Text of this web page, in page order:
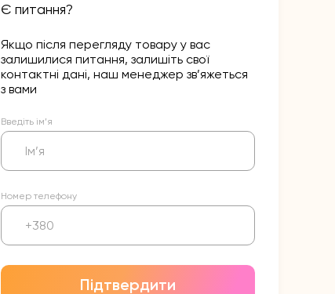
Є питання?
Якщо після перегляду товару у вас
залишилися питання, залишіть свої
контактні дані, наш менеджер зв’яжеться
з вами
Введіть ім’я
Номер телефону
Підтвердити